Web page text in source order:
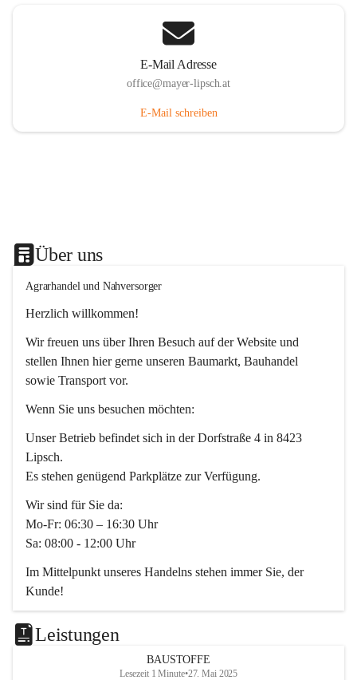
E-Mail Adresse
office@mayer-lipsch.at
E-Mail schreiben
Über uns
Agrarhandel und Nahversorger
Herzlich willkommen!
Wir freuen uns über Ihren Besuch auf der Website und
stellen Ihnen hier gerne unseren Baumarkt, Bauhandel
sowie Transport vor.
Wenn Sie uns besuchen möchten:
Unser Betrieb befindet sich in der Dorfstraße 4 in 8423
Lipsch.
Es stehen genügend Parkplätze zur Verfügung.
Wir sind für Sie da:
Mo-Fr: 06:30 – 16:30 Uhr
Sa: 08:00 - 12:00 Uhr
Im Mittelpunkt unseres Handelns stehen immer Sie, der
Kunde!
Das Team ist freundlich, motiviert und bestens geschult in
den Bereichen
Beratung, Lager sowie Transport. Für alle Ihre Anliegen
finden wir eine individuelle Lösung.
Leistungen
BAUSTOFFE
Lesezeit 1 Minute•27. Mai 2025